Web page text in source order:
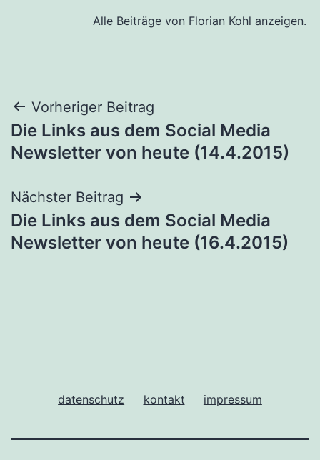
Alle Beiträge von Florian Kohl anzeigen.
Beitragsnavigation
Vorheriger Beitrag
Die Links aus dem Social Media
Newsletter von heute (14.4.2015)
Nächster Beitrag
Die Links aus dem Social Media
Newsletter von heute (16.4.2015)
datenschutz kontakt impressum